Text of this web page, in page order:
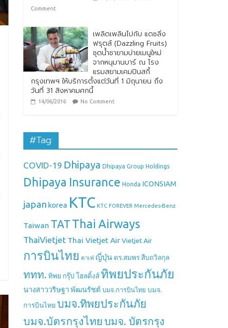
Comment
เพลิดเพลินไปกับ แดซลิ่ง
ฟรุตส์ (Dazzling Fruits)
ชุดน้ำชายามบ่ายเมนูใหม่
จากหนุมานบาร์ ณ โรง
แรมสยามเคมปินสกี้
กรุงเทพฯ ให้บริการตั้งแต่วันที่ 1 มิถุนายน ถึง
วันที่ 31 สิงหาคมศกนี้
14/06/2016 No Comment
#Tag:
COVID-19 Dhipaya Dhipaya Group Holdings
Dhipaya Insurance Honda ICONSIAM
japan korea KTC KTC FOREVER Mercedes-Benz
Taiwan TAT Thai Airways
ThaiVietjet Thai Vietjet AirVietjet Air
การบินไทย คาเฟ่ ญี่ปุ่น ดร.สมพร สืบถวิลกุล
ททท. ทิพย กรุ๊ป โฮลดิ้งส์ทิพยประกันภัย
นางสาววริษฐา พัฒนรัชต์ บมจ.การบินไทย บมจ.
การบินไทย บมจ.ทิพยประกันภัย
บมจ.บัตรกรุงไทย บมจ. บัตรกรุง